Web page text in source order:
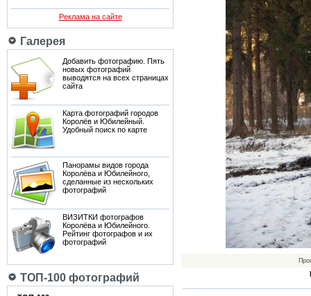
Реклама на сайте
Галерея
Добавить фотографию. Пять
новых фотографий
выводятся на всех страницах
сайта
Карта фотографий городов
Королёв и Юбилейный.
Удобный поиск по карте
Панорамы видов города
Королёва и Юбилейного,
сделанные из нескольких
фотографий
ВИЗИТКИ фотографов
Королёва и Юбилейного.
Рейтинг фотографов и их
фотографий
ТОП-100 фотографий